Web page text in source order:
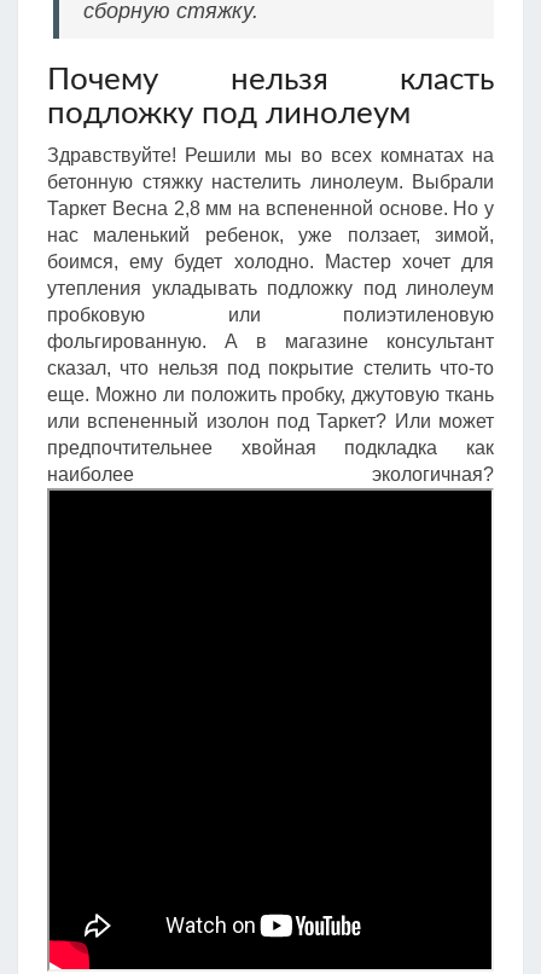
сборную стяжку.
Почему нельзя класть
подложку под линолеум
Здравствуйте! Решили мы во всех комнатах на
бетонную стяжку настелить линолеум. Выбрали
Таркет Весна 2,8 мм на вспененной основе. Но у
нас маленький ребенок, уже ползает, зимой,
боимся, ему будет холодно. Мастер хочет для
утепления укладывать подложку под линолеум
пробковую или полиэтиленовую
фольгированную. А в магазине консультант
сказал, что нельзя под покрытие стелить что-то
еще. Можно ли положить пробку, джутовую ткань
или вспененный изолон под Таркет? Или может
предпочтительнее хвойная подкладка как
наиболее экологичная?